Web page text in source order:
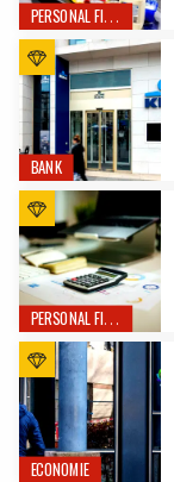
PERSONAL FINANCE
BANK
PERSONAL FINANCE
ECONOMIE